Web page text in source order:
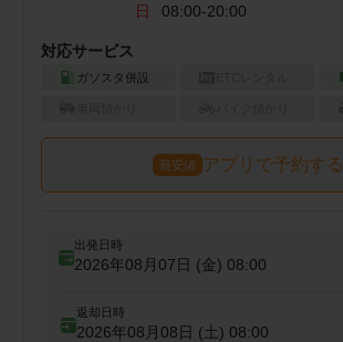
日
08:00-20:00
対応サービス
ガソスタ併設
最安値 アプリで予約する
出発日時
2026年08月07日 (金) 08:00
返却日時
2026年08月08日 (土) 08:00